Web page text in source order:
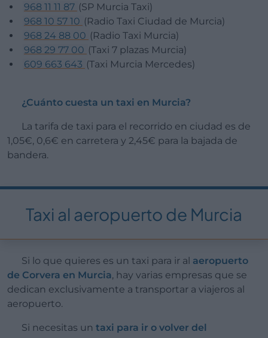
968 11 11 87 (SP Murcia Taxi)
968 10 57 10 (Radio Taxi Ciudad de Murcia)
968 24 88 00 (Radio Taxi Murcia)
968 29 77 00 (Taxi 7 plazas Murcia)
609 663 643 (Taxi Murcia Mercedes)
¿Cuánto cuesta un taxi en Murcia?
La tarifa de taxi para el recorrido en ciudad es de
1,05€, 0,6€ en carretera y 2,45€ para la bajada de
bandera.
Taxi al aeropuerto de Murcia
Si lo que quieres es un taxi para ir al aeropuerto
de Corvera en Murcia, hay varias empresas que se
dedican exclusivamente a transportar a viajeros al
aeropuerto.
Si necesitas un taxi para ir o volver del